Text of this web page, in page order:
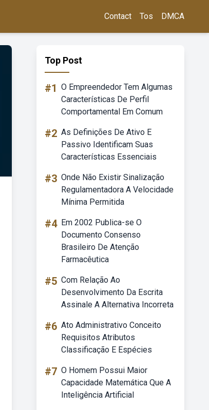
Contact Tos DMCA
Top Post
#1 O Empreendedor Tem Algumas
Características De Perfil
Comportamental Em Comum
#2 As Definições De Ativo E
Passivo Identificam Suas
Características Essenciais
#3 Onde Não Existir Sinalização
Regulamentadora A Velocidade
Mínima Permitida
#4 Em 2002 Publica-se O
Documento Consenso
Brasileiro De Atenção
Farmacêutica
#5 Com Relação Ao
Desenvolvimento Da Escrita
Assinale A Alternativa Incorreta
#6 Ato Administrativo Conceito
Requisitos Atributos
Classificação E Espécies
#7 O Homem Possui Maior
Capacidade Matemática Que A
Inteligência Artificial